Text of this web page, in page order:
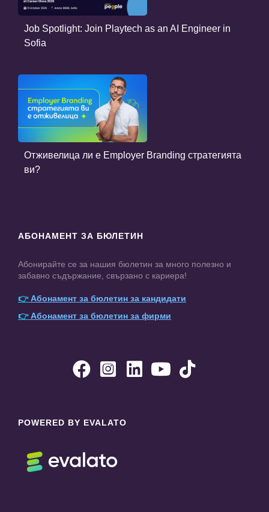
Job Spotlight: Join Playtech as an AI Engineer in
Sofia
Отживелица ли е Employer Branding стратегията
ви?
АБОНАМЕНТ ЗА БЮЛЕТИН
Абонирайте се за нашия бюлетин за много полезно и
забавно съдържание, свързано с кариера!
👉Абонамент за бюлетин за кандидати
👉Абонамент за бюлетин за фирми
    
POWERED BY EVALATO